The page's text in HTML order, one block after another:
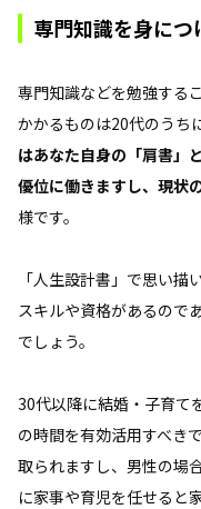
専門知識を身につ
専門知識などを勉強する
かかるものは20代のうち
はあなた自身の「肩書」
優位に働きますし、現状
様です。
「人生設計書」で思い
スキルや資格があるので
でしょう。
30代以降に結婚・子育て
の時間を有効活用すべき
取られますし、男性の場
に家事や育児を任せると